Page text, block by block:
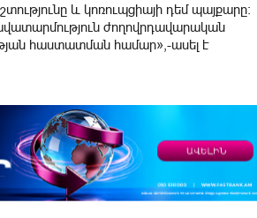
և կոռուպցիայի դեմ պայքարը:
ժողովրդավարական
հաստատման համար»,-ասել է